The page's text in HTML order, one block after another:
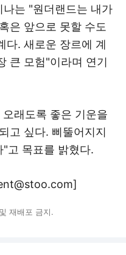
는 "원더랜드는 내가
은 앞으로 못할 수도
다. 새로운 장르에 계
큰 모험"이라며 연기
래도록 좋은 기운을
고 싶다. 삐뚤어지지
고 목표를 밝혔다.
재배포 금지.